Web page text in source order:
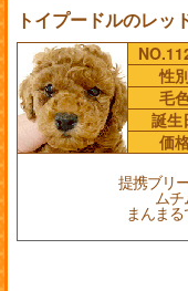
トイプードルのレ
性
毛
誕生
価
提携ブリ
ムチ
まんま